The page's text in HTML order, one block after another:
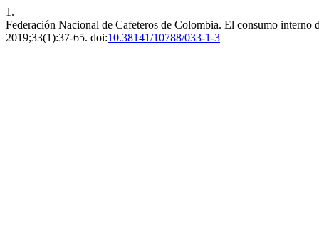
1.
Federación Nacional de Cafeteros de Colombia. El consumo
2019;33(1):37-65. doi:10.38141/10788/033-1-3